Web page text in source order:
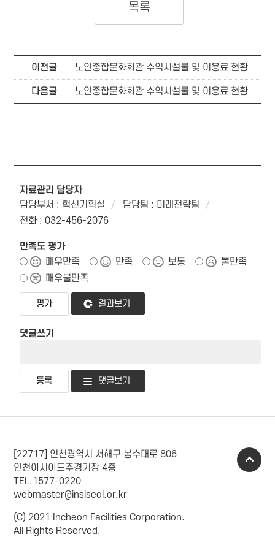
목록
이전글 노인종합문화회관 수익시설물 및 이용료 현황
다음글 노인종합문화회관 수익시설물 및 이용료 현황
자료관리 담당자
담당부서 : 혁신기획실
담당팀 : 미래전략팀
전화 : 032-456-2076
만족도 평가
매우만족
만족 보통
불만족
매우불만족
결과보기
댓글쓰기
댓글보기
[22717] 인천광역시 서해구 봉수대로 806
인천아시아드주경기장 4층
TEL.1577-0220
webmaster@insiseol.or.kr
(C) 2021 Incheon Facilities Corporation.
All Rights Reserved.